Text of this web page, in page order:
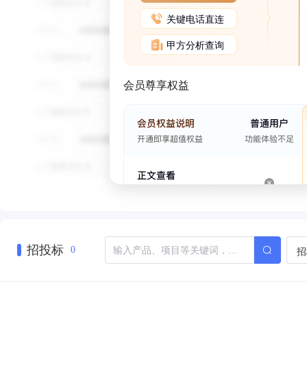
关键电话直连
甲方分析查询
会员尊享权益
招投标 0